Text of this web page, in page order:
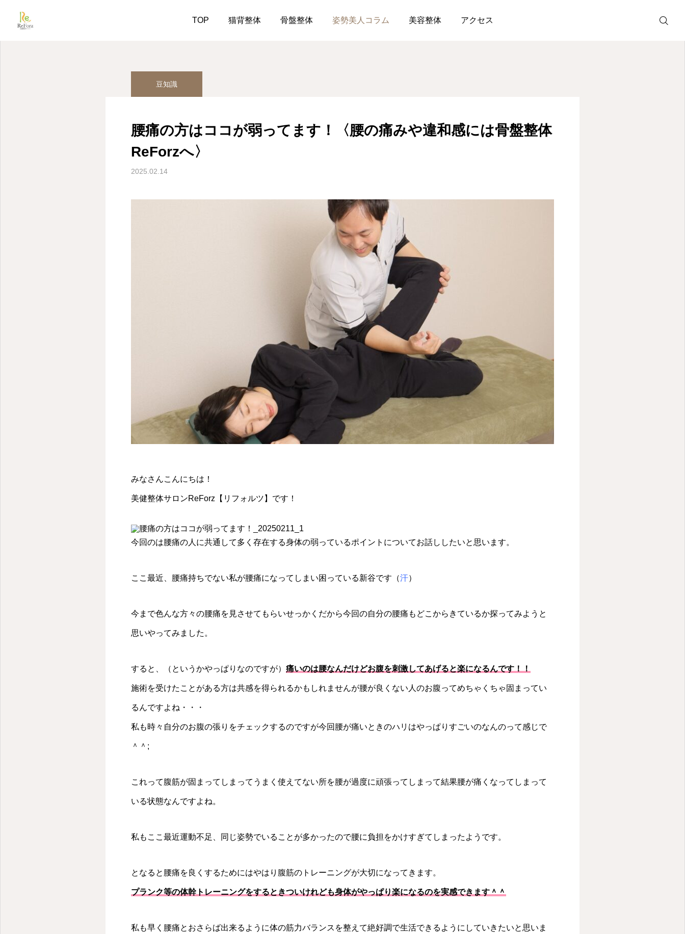
TOP 猫背整体 骨盤整体 姿勢美人コラム 美容整体 アクセス
豆知識 腰痛の方はココが弱ってます！〈腰の痛みや違和感には骨盤整体ReForzへ〉
豆知識
腰痛の方はココが弱ってます！〈腰の痛みや違和感には骨盤整体
ReForzへ〉
2025.02.14
みなさんこんにちは！
美健整体サロンReForz【リフォルツ】です！
今回のは腰痛の人に共通して多く存在する身体の弱っているポイントについてお話ししたいと思います。
ここ最近、腰痛持ちでない私が腰痛になってしまい困っている新谷です（汗）
今まで色んな方々の腰痛を見させてもらいせっかくだから今回の自分の腰痛もどこからきているか探ってみようと
思いやってみました。
すると、（というかやっぱりなのですが） 痛いのは腰なんだけどお腹を刺激してあげると楽になるんです！！
施術を受けたことがある方は共感を得られるかもしれませんが腰が良くない人のお腹ってめちゃくちゃ固まってい
るんですよね・・・
私も時々自分のお腹の張りをチェックするのですが今回腰が痛いときのハリはやっぱりすごいのなんのって感じで
＾＾;
これって腹筋が固まってしまってうまく使えてない所を腰が過度に頑張ってしまって結果腰が痛くなってしまって
いる状態なんですよね。
私もここ最近運動不足、同じ姿勢でいることが多かったので腰に負担をかけすぎてしまったようです。
となると腰痛を良くするためにはやはり腹筋のトレーニングが大切になってきます。
プランク等の体幹トレーニングをするときついけれども身体がやっぱり楽になるのを実感できます＾＾
私も早く腰痛とおさらば出来るように体の筋力バランスを整えて絶好調で生活できるようにしていきたいと思いま